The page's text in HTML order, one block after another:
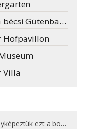
patak mentén
Hofpavillon
Villa
alatt hűsölő cicát Kisorosziban